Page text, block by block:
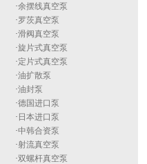
·余摆线真空泵
·罗茨真空泵
·滑阀真空泵
·旋片式真空泵
·定片式真空泵
·油扩散泵
·油封泵
·德国进口泵
· 日本进口泵
·中韩合资泵
·射流真空泵
·双螺杆真空泵